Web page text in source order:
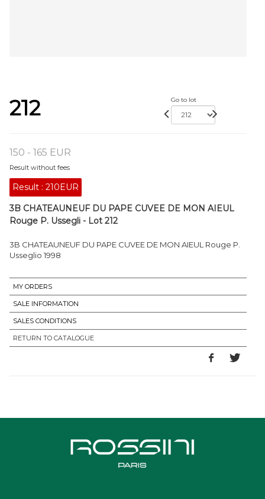
212 Go to lot
150 - 165 EUR
Result without fees
Result : 210EUR
3B CHATEAUNEUF DU PAPE CUVEE DE MON AIEUL
Rouge P. Ussegli - Lot 212
3B CHATEAUNEUF DU PAPE CUVEE DE MON AIEUL Rouge P.
Usseglio 1998
MY ORDERS
SALE INFORMATION
SALES CONDITIONS
RETURN TO CATALOGUE